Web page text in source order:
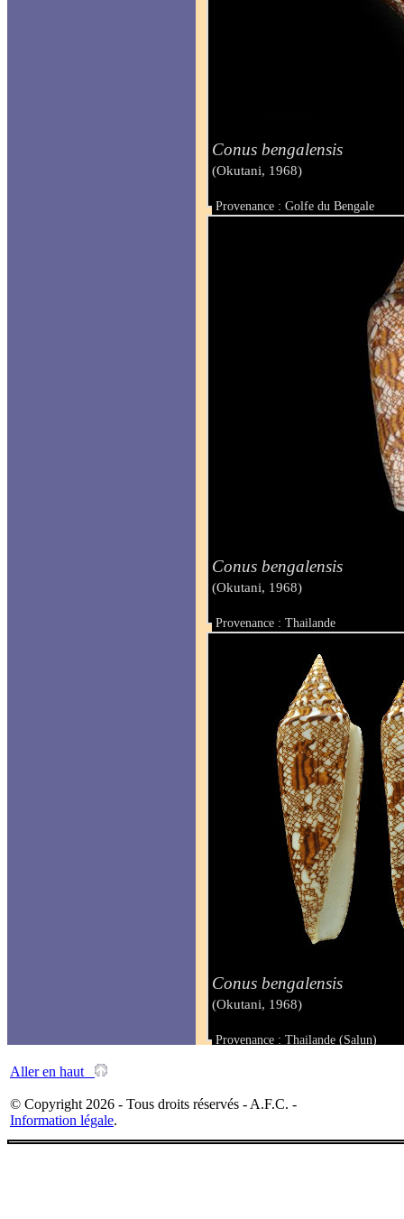
Conus bengalensis
(Okutani, 1968)
Provenance : Golfe du Bengale
Taille : 114.4 mm
Conus bengalensis
(Okutani, 1968)
Provenance : Thailande
Taille : 12.3 mm
Conus bengalensis
(Okutani, 1968)
Provenance : Thailande (Salun)
Aller en haut
© Copyright 2026 - Tous droits réservés - A.F.C. -
Information légale.